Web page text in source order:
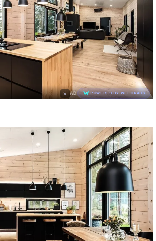
× AD POWERED BY WEFORADS